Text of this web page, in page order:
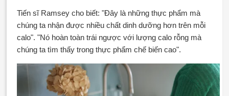
Tiến sĩ Ramsey cho biết: "Đây là những thực phẩm mà
chúng ta nhận được nhiều chất dinh dưỡng hơn trên mỗi
calo". "Nó hoàn toàn trái ngược với lượng calo rỗng mà
chúng ta tìm thấy trong thực phẩm chế biến cao".